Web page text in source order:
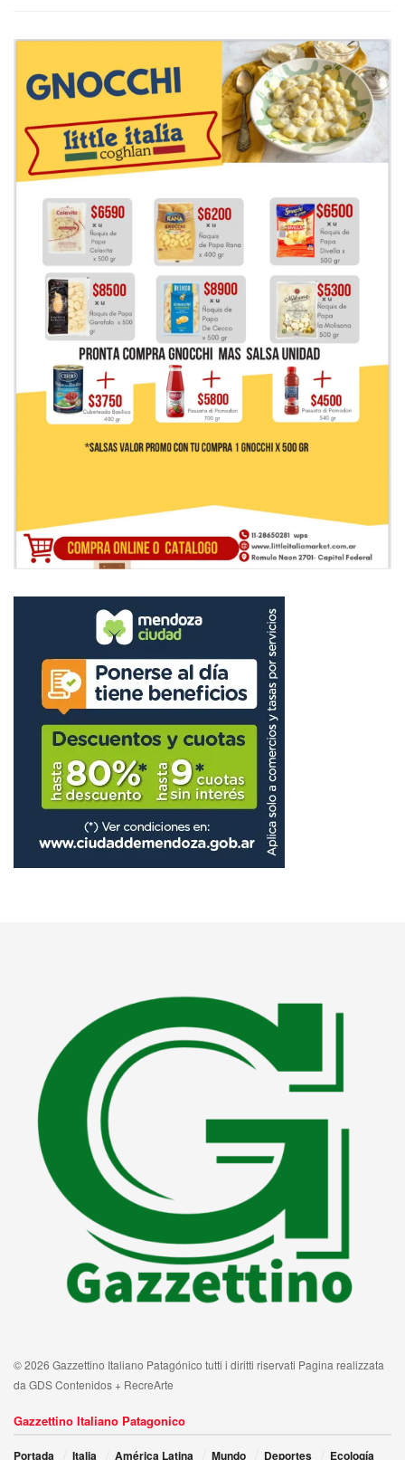
© 2026 Gazzettino Italiano Patagónico tutti i diritti riservati Pagina realizzata
da GDS Contenidos + RecreArte
Gazzettino Italiano Patagonico
Portada Italia América Latina Mundo Deportes Ecología